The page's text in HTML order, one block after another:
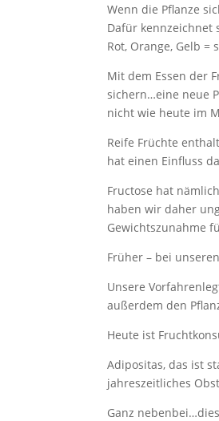
Wenn die Pflanze
Dafür kennzeichnet
Rot, Orange, Gelb
Mit dem Essen der
sichern…eine neue
nicht wie heute im
Reife Früchte
hat einen Einfluss
Fructose hat
haben wir daher
Gewichtszunahme
Früher – bei
Unsere
außerdem den
Heute ist
Adipositas, das ist
jahreszeitliches
Ganz